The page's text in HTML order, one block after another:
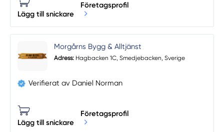
Lägg till snickare
Företagsprofil
Morgårns Bygg & Alltjänst
Adress: Hagbacken 1C, Smedjebacken, Sverige
Verifierat av Daniel Norman
Lägg till snickare
Företagsprofil